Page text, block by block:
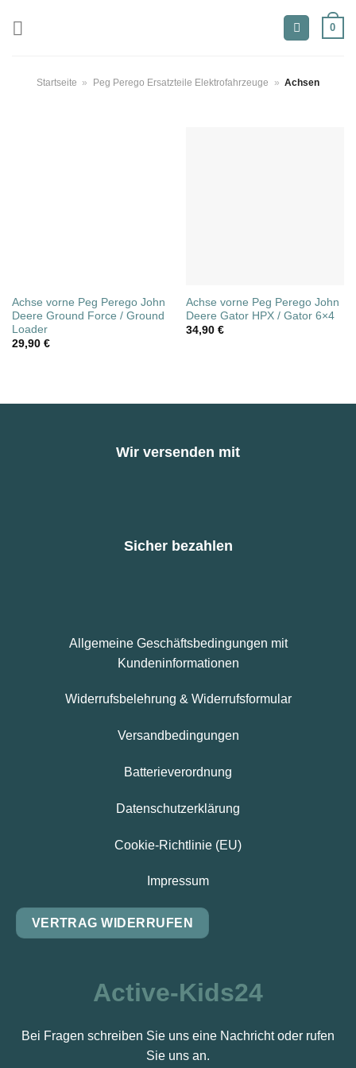
0
Startseite » Peg Perego Ersatzteile Elektrofahrzeuge » Achsen
Achse vorne Peg Perego John
Deere Ground Force / Ground
Loader
29,90 €
Achse vorne Peg Perego John
Deere Gator HPX / Gator 6×4
34,90 €
Wir versenden mit
Sicher bezahlen
Allgemeine Geschäftsbedingungen mit
Kundeninformationen
Widerrufsbelehrung & Widerrufsformular
Versandbedingungen
Batterieverordnung
Datenschutzerklärung
Cookie-Richtlinie (EU)
Impressum
VERTRAG WIDERRUFEN
Active-Kids24
Bei Fragen schreiben Sie uns eine Nachricht oder rufen
Sie uns an.